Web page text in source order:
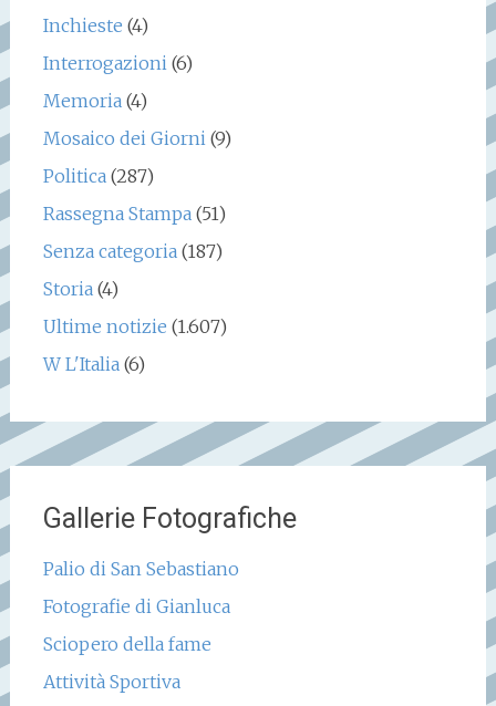
Inchieste (4)
Interrogazioni (6)
Memoria (4)
Mosaico dei Giorni (9)
Politica (287)
Rassegna Stampa (51)
Senza categoria (187)
Storia (4)
Ultime notizie (1.607)
W L'Italia (6)
Gallerie Fotografiche
Palio di San Sebastiano
Fotografie di Gianluca
Sciopero della fame
Attività Sportiva